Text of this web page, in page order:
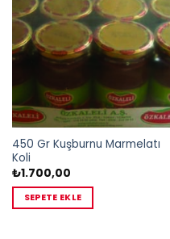
Add to
wishlist
450 Gr Kuşburnu Marmelatı
Koli
₺1.700,00
SEPETE EKLE